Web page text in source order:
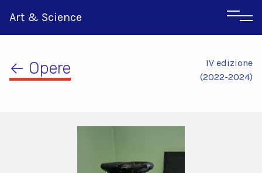
Art & Science
← Opere
IV edizione
(2022-2024)